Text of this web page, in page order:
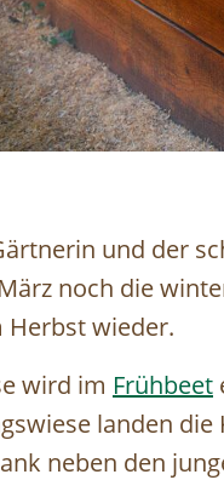
und der
noch die
Herbst wieder.
wird im Frühbeet
landen
neben den